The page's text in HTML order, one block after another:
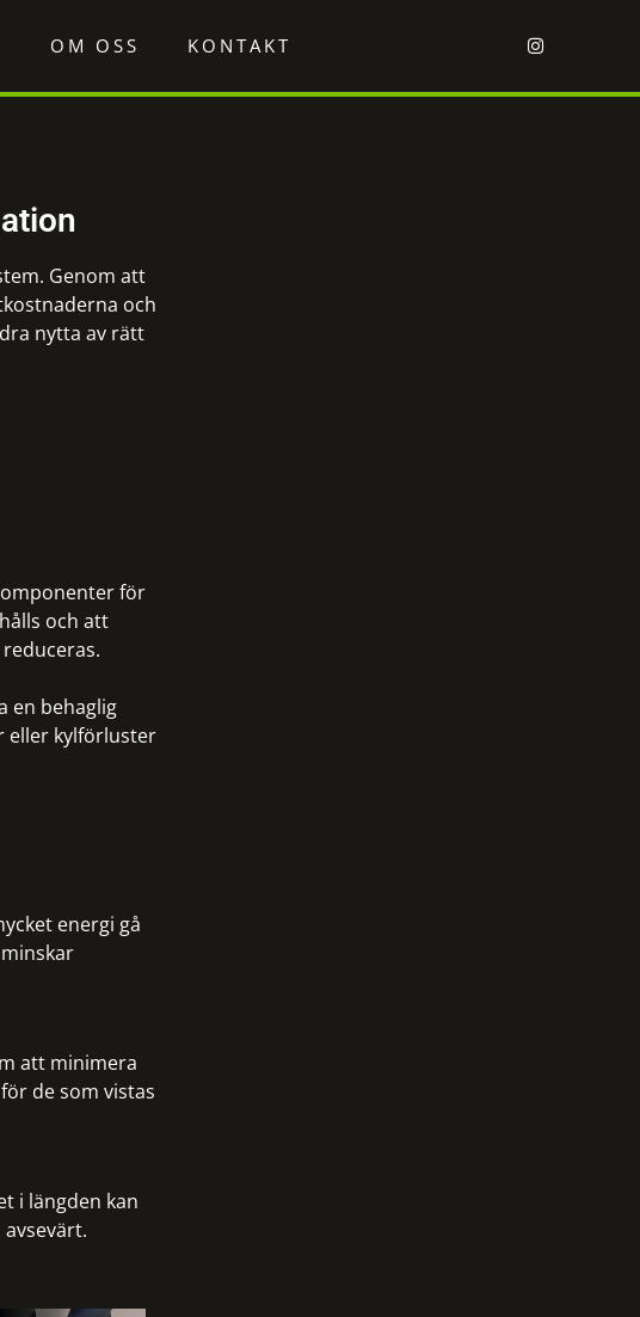
OM OSS KONTAKT
Genom att
och
nytta av rätt
för
och att
en behaglig
eller kylförluster
energi gå
att minimera
de som vistas
i längden kan